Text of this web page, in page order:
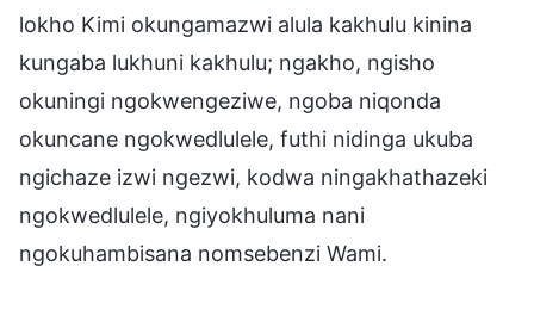
lokho Kimi okungamazwi alula kakhulu kinina
kungaba lukhuni kakhulu; ngakho, ngisho
okuningi ngokwengeziwe, ngoba niqonda
okuncane ngokwedlulele, futhi nidinga ukuba
ngichaze izwi ngezwi, kodwa ningakhathazeki
ngokwedlulele, ngiyokhuluma nani
ngokuhambisana nomsebenzi Wami.